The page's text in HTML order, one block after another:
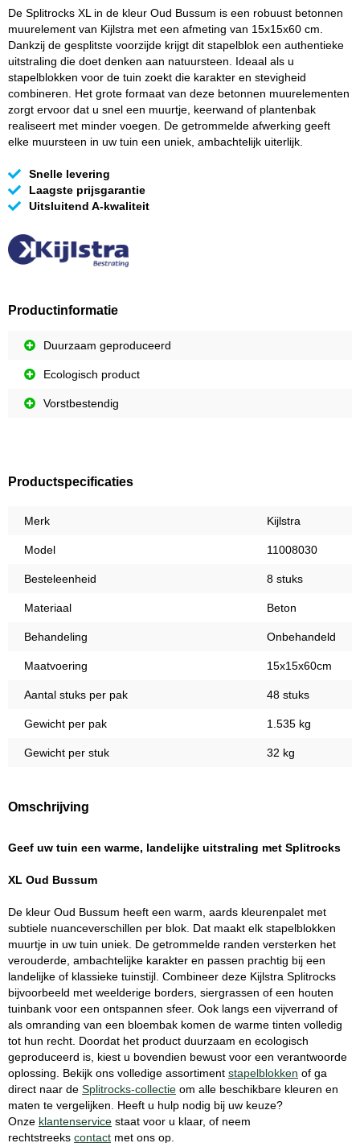
De Splitrocks XL in de kleur Oud Bussum is een robuust betonnen
muurelement van Kijlstra met een afmeting van 15x15x60 cm.
Dankzij de gesplitste voorzijde krijgt dit stapelblok een authentieke
uitstraling die doet denken aan natuursteen. Ideaal als u
stapelblokken voor de tuin zoekt die karakter en stevigheid
combineren. Het grote formaat van deze betonnen muurelementen
zorgt ervoor dat u snel een muurtje, keerwand of plantenbak
realiseert met minder voegen. De getrommelde afwerking geeft
elke muursteen in uw tuin een uniek, ambachtelijk uiterlijk.
Snelle levering
Laagste prijsgarantie
Uitsluitend A-kwaliteit
Productinformatie
Duurzaam geproduceerd
Ecologisch product
Vorstbestendig
Productspecificaties
Merk Kijlstra
Model 11008030
Besteleenheid 8 stuks
Materiaal Beton
Behandeling Onbehandeld
Maatvoering 15x15x60cm
Aantal stuks per pak 48 stuks
Gewicht per pak 1.535 kg
Gewicht per stuk 32 kg
Omschrijving
Geef uw tuin een warme, landelijke uitstraling met Splitrocks
XL Oud Bussum
De kleur Oud Bussum heeft een warm, aards kleurenpalet met
subtiele nuanceverschillen per blok. Dat maakt elk stapelblokken
muurtje in uw tuin uniek. De getrommelde randen versterken het
verouderde, ambachtelijke karakter en passen prachtig bij een
landelijke of klassieke tuinstijl. Combineer deze Kijlstra Splitrocks
bijvoorbeeld met weelderige borders, siergrassen of een houten
tuinbank voor een ontspannen sfeer. Ook langs een vijverrand of
als omranding van een bloembak komen de warme tinten volledig
tot hun recht. Doordat het product duurzaam en ecologisch
geproduceerd is, kiest u bovendien bewust voor een verantwoorde
oplossing. Bekijk ons volledige assortiment stapelblokken of ga
direct naar de Splitrocks-collectie om alle beschikbare kleuren en
maten te vergelijken. Heeft u hulp nodig bij uw keuze?
Onze klantenservice staat voor u klaar, of neem
rechtstreeks contact met ons op.